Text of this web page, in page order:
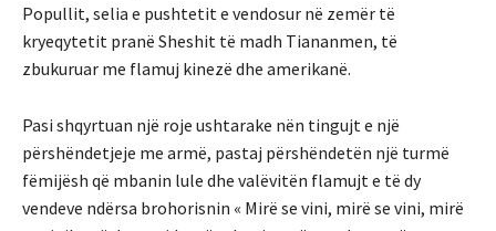
Popullit, selia e pushtetit e vendosur në zemër të
kryeqytetit pranë Sheshit të madh Tiananmen, të
zbukuruar me flamuj kinezë dhe amerikanë.
Pasi shqyrtuan një roje ushtarake nën tingujt e një
përshëndetjeje me armë, pastaj përshëndetën një turmë
fëmijësh që mbanin lule dhe valëvitën flamujt e të dy
vendeve ndërsa brohorisnin « Mirë se vini, mirë se vini, mirë